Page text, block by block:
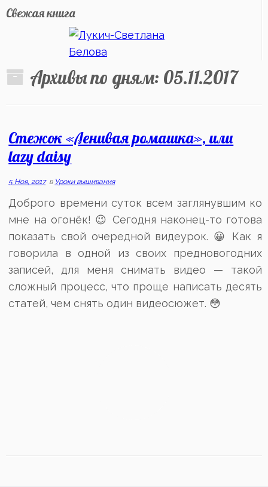
Свежая книга
Архивы по дням: 05.11.2017
Стежок «Ленивая ромашка», или
lazy daisy
3
5 Ноя, 2017в Уроки вышивания
Доброго времени суток всем заглянувшим ко
мне на огонёк! 😉 Сегодня наконец-то готова
показать свой очередной видеурок. 😀 Как я
говорила в одной из своих предновогодних
записей, для меня снимать видео — такой
сложный процесс, что проще написать десять
статей, чем снять один видеосюжет. 😳